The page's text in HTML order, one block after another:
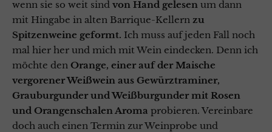
wenn sie so weit sind von Hand gelesen um dann
mit Hingabe in alten Barrique-Kellern zu
Spitzenweine geformt. Ich muss auf jeden Fall noch
mal hier her und mich mit Wein eindecken. Denn ich
möchte den Orange, einer auf der Maische
vergorener Weißwein aus Gewürztraminer,
Grauburgunder und Weißburgunder mit Rosen
und Orangenschalen Aroma probieren. Vereinbare
doch auch einen Termin zur Weinprobe und